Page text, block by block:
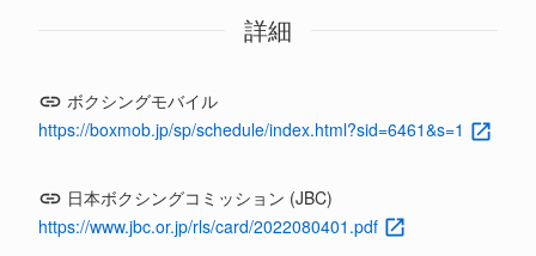
詳細
ボクシングモバイル
https://boxmob.jp/sp/schedule/index.html?sid=6461&s=1
日本ボクシングコミッション (JBC)
https://www.jbc.or.jp/rls/card/2022080401.pdf